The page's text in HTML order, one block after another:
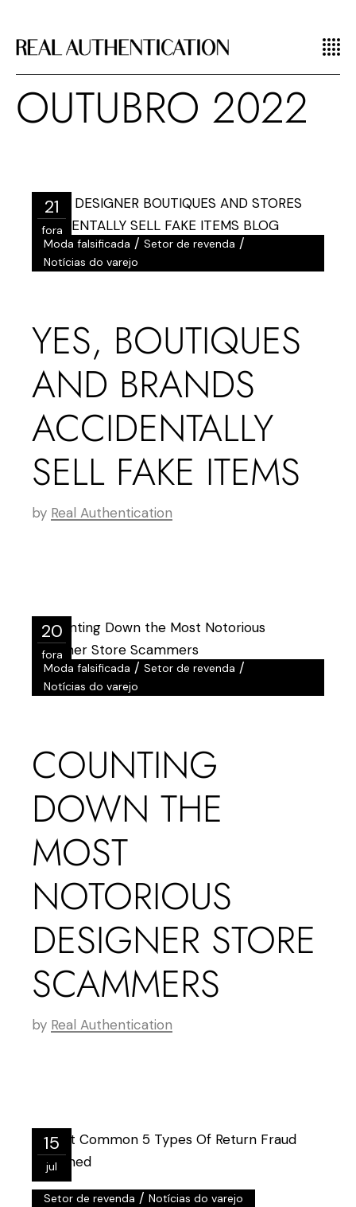
OUTUBRO 2022
21
fora
Moda falsificada /Setor de revenda /
Notícias do varejo
YES, BOUTIQUES
AND BRANDS
ACCIDENTALLY
SELL FAKE ITEMS
by Real Authentication
20
fora
Moda falsificada /Setor de revenda /
Notícias do varejo
COUNTING
DOWN THE
MOST
NOTORIOUS
DESIGNER STORE
SCAMMERS
by Real Authentication
15
jul
Setor de revenda /Notícias do varejo